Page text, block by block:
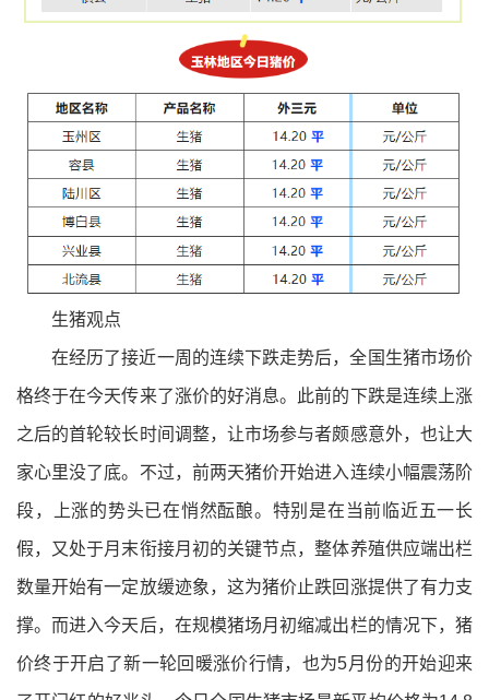
生猪观点
在经历了接近一周的连续下跌走势后，全国生猪市场价
格终于在今天传来了涨价的好消息。此前的下跌是连续上涨
之后的首轮较长时间调整，让市场参与者颇感意外，也让大
家心里没了底。 不过，前两天猪价开始进入连续小幅震荡阶
段，上涨的势头已在悄然酝酿。特别是在当前临近五一长
假，又处于月末衔接月初的关键节点，整体养殖供应端出栏
数量开始有一定放缓迹象，这为猪价止跌回涨提供了有力支
撑。而进入今天后，在规模猪场月初缩减出栏的情况下，猪
价终于开启了新一轮回暖涨价行情，也为5月份的开始迎来